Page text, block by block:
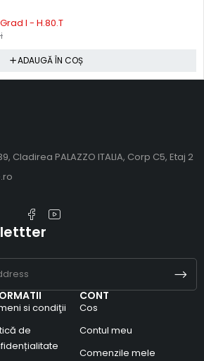
I - H.80.T
ADAUGĂ ÎN COȘ
Cladirea PALAZZO ITALIA, Corp C5, Etaj 2
si condiţii
de
CONT
Cos
Contul meu
Comenzile mele